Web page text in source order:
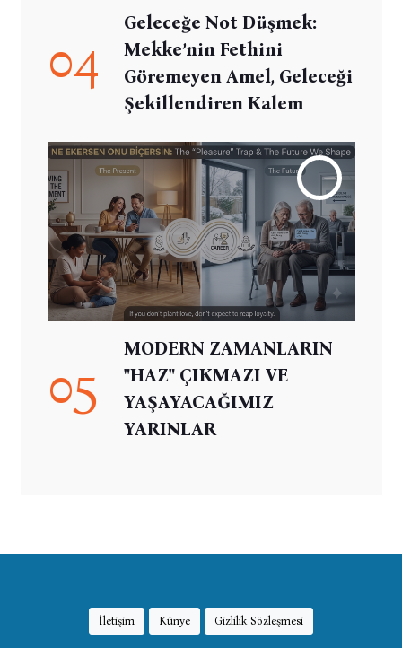
04
Geleceğe Not Düşmek:
Mekke’nin Fethini
Göremeyen Amel, Geleceği
Şekillendiren Kalem
05
MODERN ZAMANLARIN
"HAZ" ÇIKMAZI VE
YAŞAYACAĞIMIZ
YARINLAR
İletişim Künye Gizlilik Sözleşmesi